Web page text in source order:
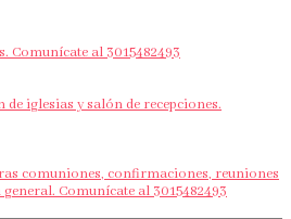
Comunícate al 3015482493
iglesias y salón de recepciones.
comuniones, confirmaciones, reuniones
Comunícate al 3015482493